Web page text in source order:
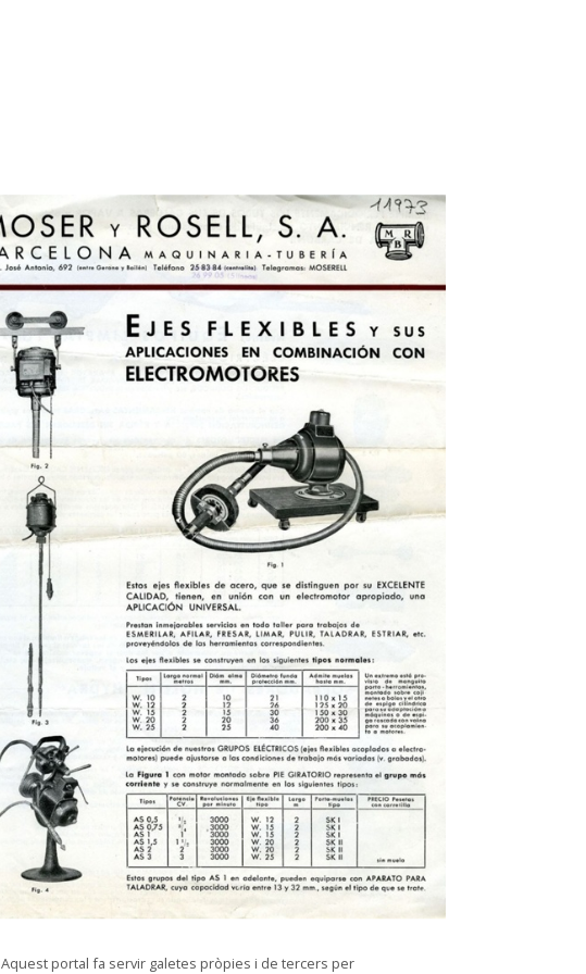
Aquest portal fa servir galetes pròpies i de tercers per